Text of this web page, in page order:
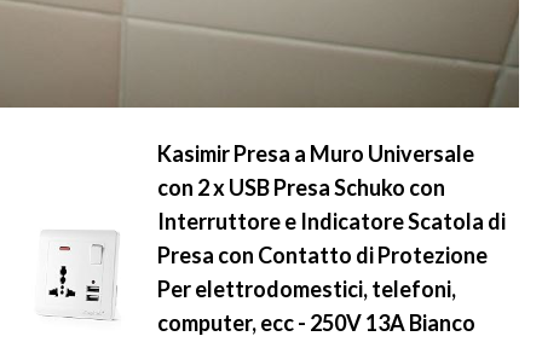
Kasimir Presa a Muro Universale
con 2 x USB Presa Schuko con
Interruttore e Indicatore Scatola di
Presa con Contatto di Protezione
Per elettrodomestici, telefoni,
computer, ecc - 250V 13A Bianco